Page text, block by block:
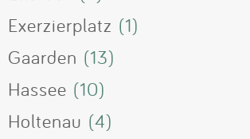
Exerzierplatz (1)
Gaarden (13)
Hassee (10)
Holtenau (4)